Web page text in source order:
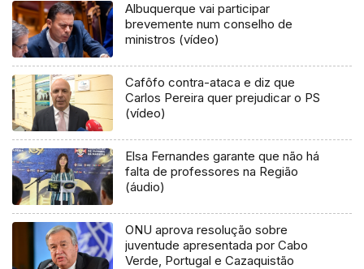
Albuquerque vai participar
brevemente num conselho de
ministros (vídeo)
Cafôfo contra-ataca e diz que
Carlos Pereira quer prejudicar o PS
(vídeo)
Elsa Fernandes garante que não há
falta de professores na Região
(áudio)
ONU aprova resolução sobre
juventude apresentada por Cabo
Verde, Portugal e Cazaquistão